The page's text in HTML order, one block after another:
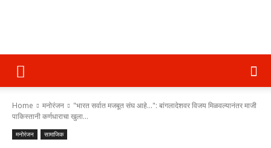
पुणे
२४
Home मनोरंजन
"भारत सर्वात मजबूत संघ आहे...": बांगलादेशवर विजय मिळवल्यानंतर माजी
पाकिस्तानी कर्णधाराचा खुला...
मनोरंजन सामाजिक